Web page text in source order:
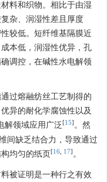
料和织物。相比于由湿
杂、润湿性差且厚度
较低。短纤维基隔膜近
本低，润湿性优异，孔
调控，在碱性水电解领
过熔融纺丝工艺制得的
异的耐化学腐蚀性以及
解领域应用广泛 [15] 。然
间缺乏结合力，导致通过
均匀的纸页[16 17] 。
被证明是一种行之有效